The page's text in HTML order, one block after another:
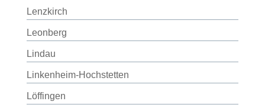
Lenzkirch
Leonberg
Lindau
Linkenheim-Hochstetten
Löffingen